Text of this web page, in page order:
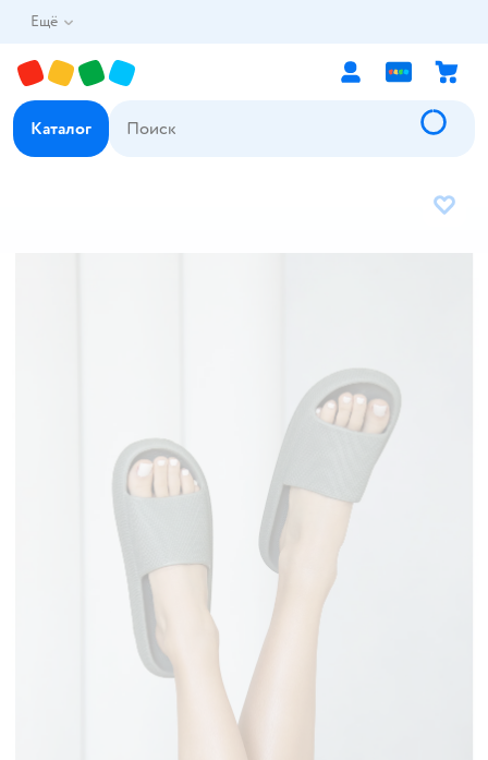
Ещё
Каталог
В